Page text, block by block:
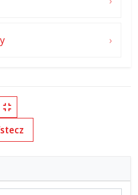
pełny link
Kopiuj krótki link